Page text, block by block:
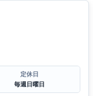
定休日
毎週日曜日